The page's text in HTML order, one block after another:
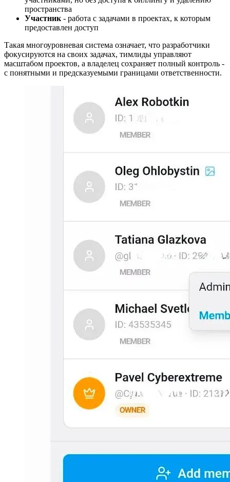
пространства
Участник - работа с задачами в проектах, к которым
предоставлен доступ
Такая многоуровневая система означает, что разработчики
фокусируются на своих задачах, тимлиды управляют
масштабом проектов, а владелец сохраняет полный контроль -
с понятными и предсказуемыми границами ответственности.